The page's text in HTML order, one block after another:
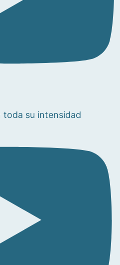
toda su intensidad